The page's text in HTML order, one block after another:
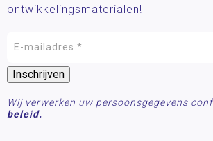
ontwikkelingsmaterialen!
Wij verwerken uw persoonsgegevens
beleid.